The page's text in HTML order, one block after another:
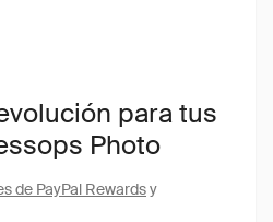
para tus
Photo
de PayPal Rewardsy